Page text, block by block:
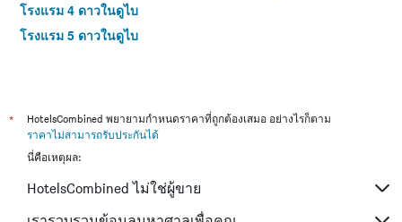
โรงแรม 4 ดาวในดูไบ
โรงแรม 5 ดาวในดูไบ
*
HotelsCombined พยายามกำหนดราคาที่ถูกต้องเสมอ อย่างไรก็ตาม
ราคาไม่สามารถรับประกันได้
นี่คือเหตุผล:
HotelsCombined ไม่ใช่ผู้ขาย